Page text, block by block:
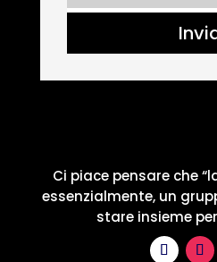
Ci piace pensare che
essenzialmente, un
stare insieme